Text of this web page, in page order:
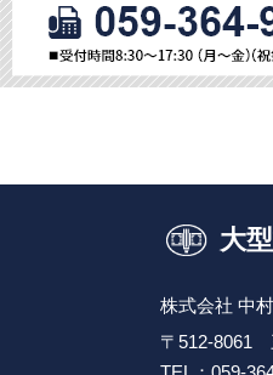
大
株式会社 中
〒512-8061